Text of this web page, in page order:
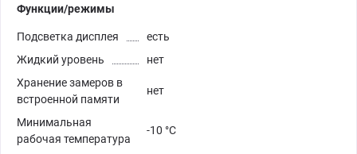
Функции/режимы
Подсветка дисплея
есть
Жидкий уровень
нет
Хранение замеров в
встроенной памяти
нет
Минимальная
рабочая температура
-10 °C